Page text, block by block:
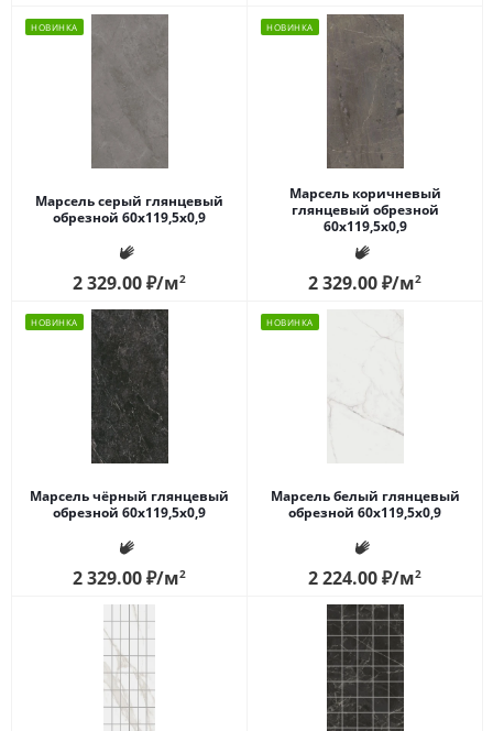
НОВИНКА
Марсель серый глянцевый
обрезной 60x119,5x0,9
2 329.00₽/м2
НОВИНКА
Марсель коричневый
глянцевый обрезной
60x119,5x0,9
2 329.00₽/м2
НОВИНКА
Марсель чёрный глянцевый
обрезной 60x119,5x0,9
2 329.00₽/м2
НОВИНКА
Марсель белый глянцевый
обрезной 60x119,5x0,9
2 224.00₽/м2